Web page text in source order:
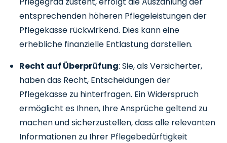
entsprechenden höheren Pflegeleistungen der
Pflegekasse rückwirkend. Dies kann eine
erhebliche finanzielle Entlastung darstellen.
Recht auf Überprüfung: Sie, als Versicherter,
haben das Recht, Entscheidungen der
Pflegekasse zu hinterfragen. Ein Widerspruch
ermöglicht es Ihnen, Ihre Ansprüche geltend zu
machen und sicherzustellen, dass alle relevanten
Informationen zu Ihrer Pflegebedürftigkeit